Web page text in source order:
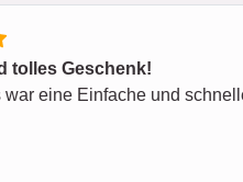
tolles Geschenk!
war eine Einfache und